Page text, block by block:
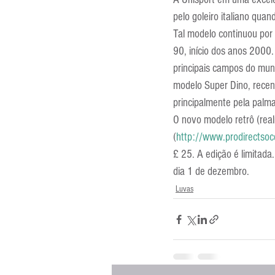
Entrevistas Equipamentos
Escola Francesa Escola Inglesa
pelo goleiro italiano
Tal modelo continuou
90, início dos anos
principais campos do
modelo Super Dino,
principalmente pela
O novo modelo retrô
(http://
£ 25. A edição é
dia 1 de dezembro.
Luvas